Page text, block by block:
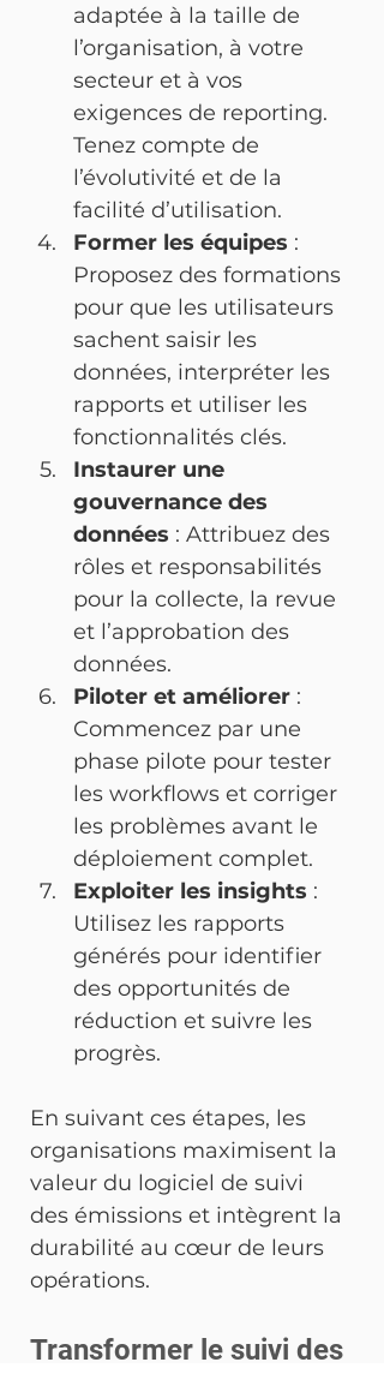
adaptée à la taille de
l’organisation, à votre
secteur et à vos
exigences de reporting.
Tenez compte de
l’évolutivité et de la
facilité d’utilisation.
Former les équipes :
Proposez des formations
pour que les utilisateurs
sachent saisir les
données, interpréter les
rapports et utiliser les
fonctionnalités clés.
Instaurer une
gouvernance des
données : Attribuez des
rôles et responsabilités
pour la collecte, la revue
et l’approbation des
données.
Piloter et améliorer :
Commencez par une
phase pilote pour tester
les workflows et corriger
les problèmes avant le
déploiement complet.
Exploiter les insights :
Utilisez les rapports
générés pour identifier
des opportunités de
réduction et suivre les
progrès.
En suivant ces étapes, les
organisations maximisent la
valeur du logiciel de suivi
des émissions et intègrent la
durabilité au cœur de leurs
opérations.
Transformer le suivi des